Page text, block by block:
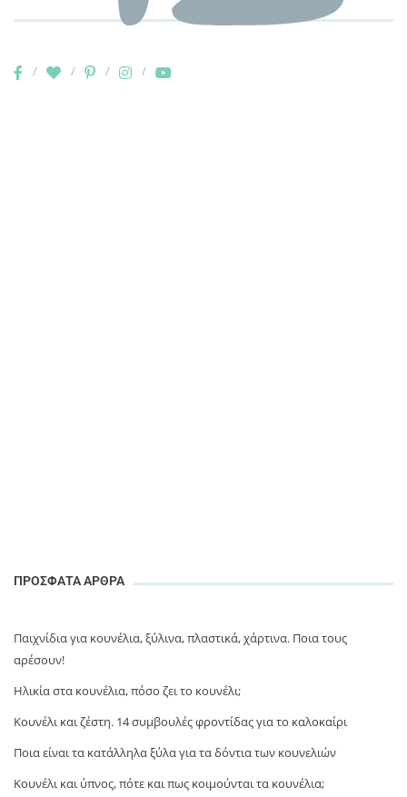
ΠΡΟΣΦΑΤΑ ΑΡΘΡΑ
Παιχνίδια για κουνέλια, ξύλινα, πλαστικά, χάρτινα. Ποια τους
αρέσουν!
Ηλικία στα κουνέλια, πόσο ζει το κουνέλι;
Κουνέλι και ζέστη. 14 συμβουλές φροντίδας για το καλοκαίρι
Ποια είναι τα κατάλληλα ξύλα για τα δόντια των κουνελιών
Κουνέλι και ύπνος, πότε και πως κοιμούνται τα κουνέλια;